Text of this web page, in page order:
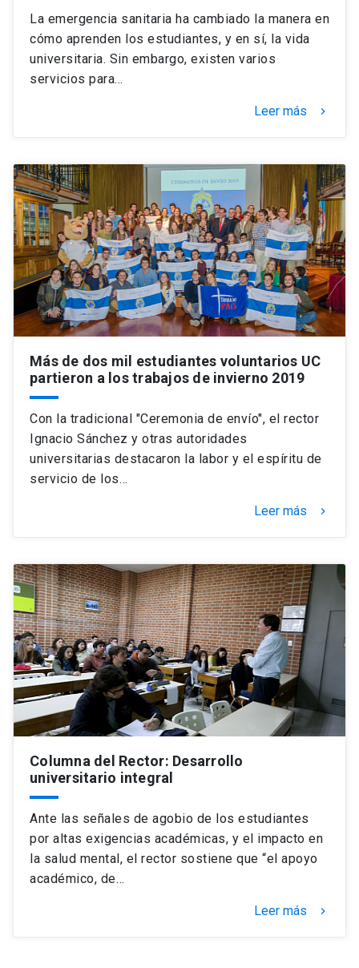
La emergencia sanitaria ha cambiado la manera en
cómo aprenden los estudiantes, y en sí, la vida
universitaria. Sin embargo, existen varios
servicios para…
Leer más keyboard_arrow_right
Más de dos mil estudiantes voluntarios UC
partieron a los trabajos de invierno 2019
Con la tradicional "Ceremonia de envío", el rector
Ignacio Sánchez y otras autoridades
universitarias destacaron la labor y el espíritu de
servicio de los…
Leer más keyboard_arrow_right
Columna del Rector: Desarrollo
universitario integral
Ante las señales de agobio de los estudiantes
por altas exigencias académicas, y el impacto en
la salud mental, el rector sostiene que “el apoyo
académico, de…
Leer más keyboard_arrow_right